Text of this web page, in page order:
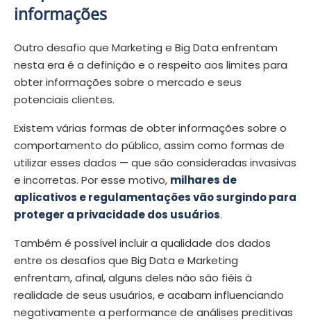
informações
Outro desafio que Marketing e Big Data enfrentam
nesta era é a definição e o respeito aos limites para
obter informações sobre o mercado e seus
potenciais clientes.
Existem várias formas de obter informações sobre o
comportamento do público, assim como formas de
utilizar esses dados — que são consideradas invasivas
e incorretas. Por esse motivo, milhares de
aplicativos e regulamentações vão surgindo para
proteger a privacidade dos usuários.
Também é possível incluir a qualidade dos dados
entre os desafios que Big Data e Marketing
enfrentam, afinal, alguns deles não são fiéis à
realidade de seus usuários, e acabam influenciando
negativamente a performance de análises preditivas